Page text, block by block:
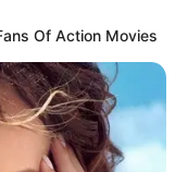
Of Action Movies